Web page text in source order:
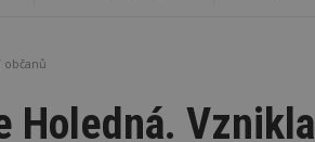
Holedná. Vznikla